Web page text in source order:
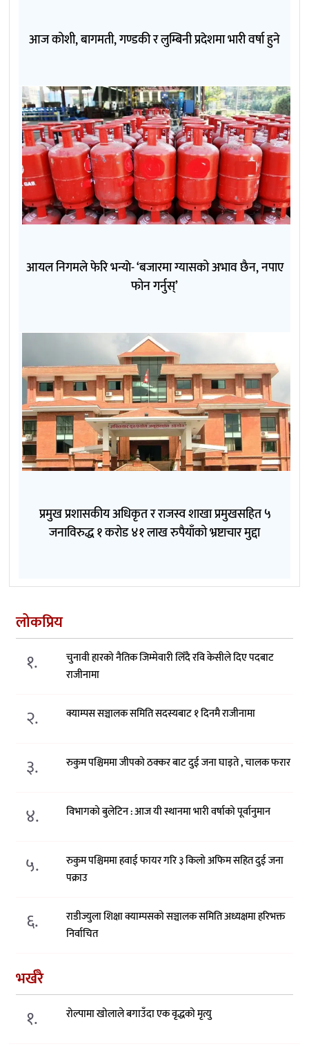
आज कोशी, बागमती, गण्डकी र लुम्बिनी प्रदेशमा भारी वर्षा हुने
आयल निगमले फेरि भन्याे- ‘बजारमा ग्यासको अभाव छैन, नपाए
फोन गर्नुस्’
प्रमुख प्रशासकीय अधिकृत र राजस्व शाखा प्रमुखसहित ५
जनाविरुद्ध १ करोड ४१ लाख रुपैयाँको भ्रष्टाचार मुद्दा
लोकप्रिय
१.
चुनावी हारको नैतिक जिम्मेवारी लिँदै रवि केसीले दिए पदबाट
राजीनामा
२. क्याम्पस सञ्चालक समिति सदस्यबाट १ दिनमै राजीनामा
३. रुकुम पश्चिममा जीपको ठक्कर बाट दुई जना घाइते , चालक फरार
४. विभागको बुलेटिन : आज यी स्थानमा भारी वर्षाको पूर्वानुमान
५.
रुकुम पश्चिममा हवाई फायर गरि ३ किलो अफिम सहित दुई जना
पक्राउ
६.
राडीज्युला शिक्षा क्याम्पसको सञ्चालक समिति अध्यक्षमा हरिभक्त
निर्वाचित
भर्खरै
१. रोल्पामा खोलाले बगाउँदा एक वृद्धको मृत्यु